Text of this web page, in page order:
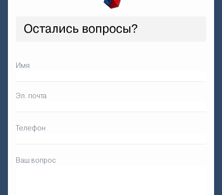
Остались вопросы?
Имя
Эл. почта
Телефон
Ваш вопрос